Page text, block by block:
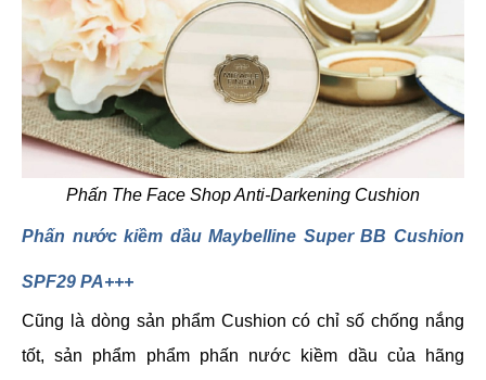
Phấn The Face Shop Anti-Darkening Cushion
Phấn nước kiềm dầu Maybelline Super BB Cushion
SPF29 PA+++
Cũng là dòng sản phẩm Cushion có chỉ số chống nắng
tốt, sản phẩm phẩm phấn nước kiềm dầu của hãng